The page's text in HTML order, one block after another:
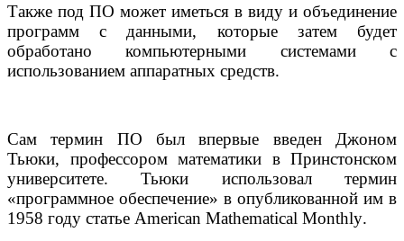
Также под ПО может иметься в виду и объединение
программ с данными, которые затем будет
обработано компьютерными системами с
использованием аппаратных средств.
Сам термин ПО был впервые введен Джоном
Тьюки, профессором математики в Принстонском
университете. Тьюки использовал термин
«программное обеспечение» в опубликованной им в
1958 году статье American Mathematical Monthly.